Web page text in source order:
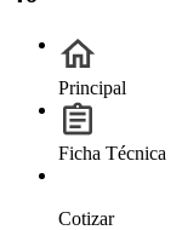
Principal
Ficha Técnica
Cotizar